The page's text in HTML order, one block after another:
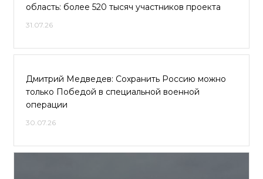
область: более 520 тысяч участников проекта
31.07.26
Дмитрий Медведев: Сохранить Россию можно
только Победой в специальной военной
операции
30.07.26